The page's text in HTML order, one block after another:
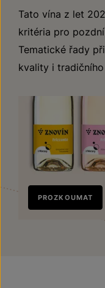
Tato vína z let
kritéria pro
Tematické řady
kvality i
Nově
v prodeji
PROZKOUMAT